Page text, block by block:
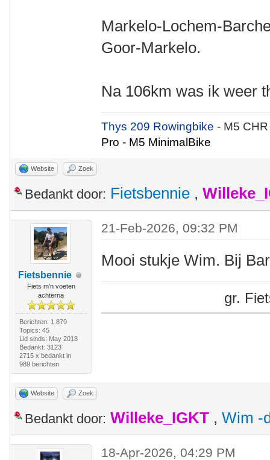
Markelo-Lochem-
Goor-Markelo.
Na 106km was ik weer
Thys 209 Rowingbike- M5
Pro - M5 MinimalBike
Website Zoek
Bedankt door: Fietsbennie ,
Fietsbennie
Fiets m'n voeten
achterna
Berichten: 1.879
Topics: 45
Lid sinds: May 2018
Bedankt: 3123
2715 x bedankt in
989 berichten
21-Feb-2026, 09:32 PM
Mooi stukje Wim. Bij
gr.
Website Zoek
Bedankt door: Willeke_IGKT , Wim -
18-Apr-2026, 04:29 PM